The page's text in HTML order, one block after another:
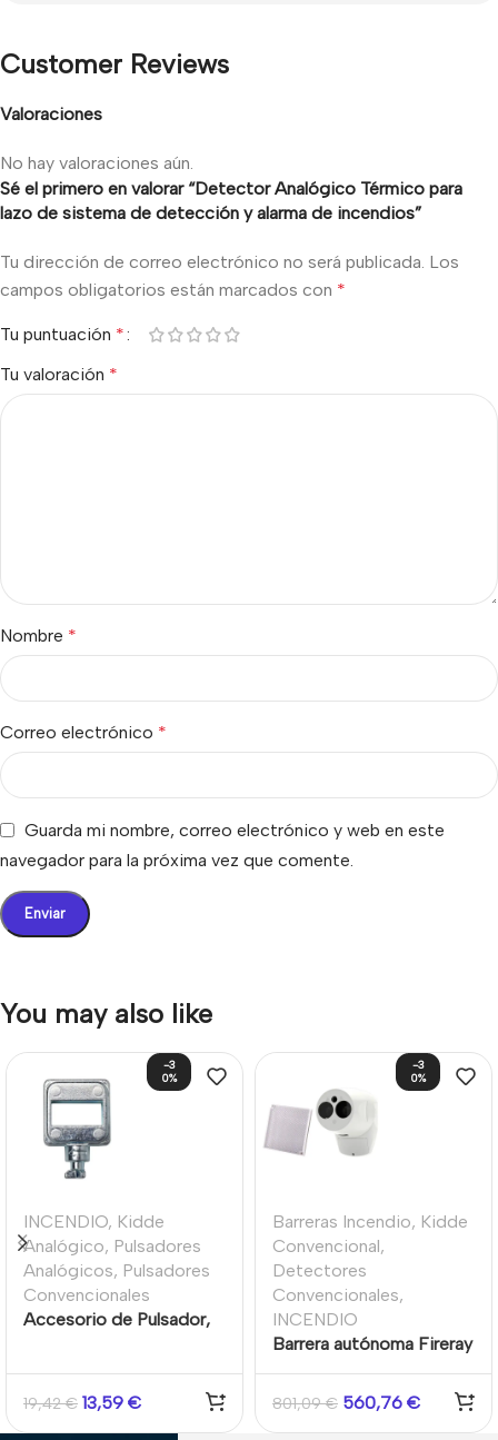
Customer Reviews
Valoraciones
No hay valoraciones aún.
Sé el primero en valorar “Detector Analógico Térmico para
lazo de sistema de detección y alarma de incendios”
Tu dirección de correo electrónico no será publicada. Los
campos obligatorios están marcados con *
Tu puntuación *
Tu valoración *
Nombre *
Correo electrónico *
Guarda mi nombre, correo electrónico y web en este
navegador para la próxima vez que comente.
You may also like
-3
0%
INCENDIO, Kidde
Analógico, Pulsadores
Analógicos, Pulsadores
Convencionales
Accesorio de Pulsador,
pulsador, metal Kidde
(Paquete de 10
unidades)
19,42€ 13,59 €
-3
0%
Barreras Incendio, Kidde
Convencional,
Detectores
Convencionales,
INCENDIO
Barrera autónoma Fireray
One – motorizada 5-120
m Kidde/Aritech
801,09€ 560,76 €